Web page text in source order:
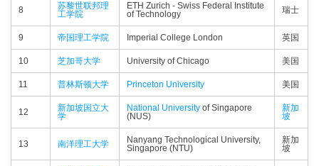
8
苏黎世联邦理
工学院
ETH Zurich - Swiss Federal Institute
of Technology
瑞士
9 帝国理工学院 Imperial College London 英国
10 芝加哥大学 University of Chicago 美国
11 普林斯顿大学 Princeton University 美国
12
新加坡国立大
学
National University of Singapore
(NUS)
新加
坡
13 南洋理工大学
Nanyang Technological University,
Singapore (NTU)
新加
坡